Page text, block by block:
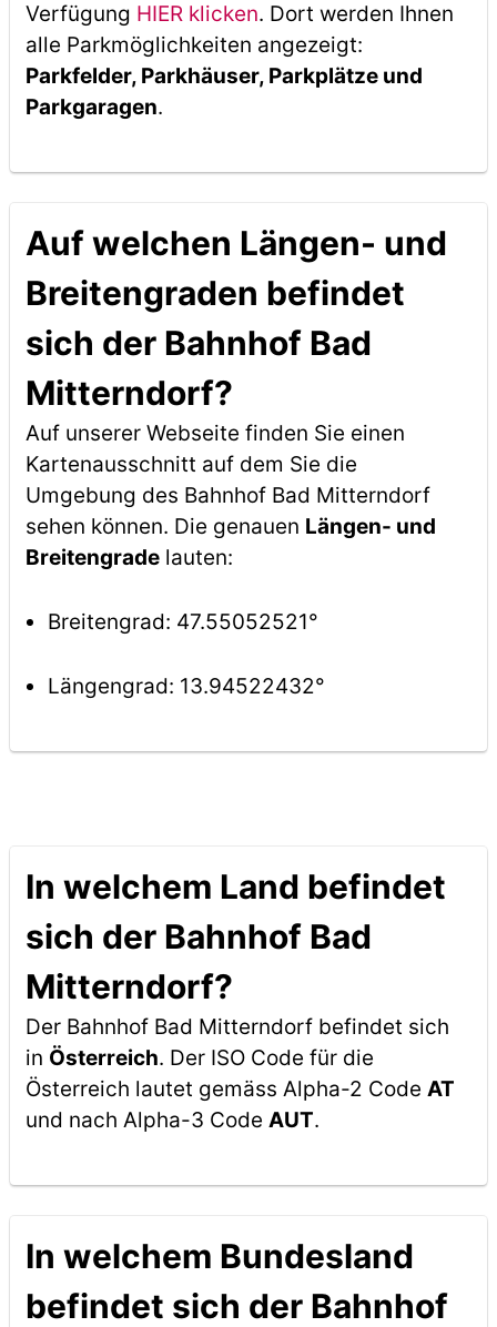
Verfügung HIER klicken. Dort werden Ihnen
alle Parkmöglichkeiten angezeigt:
Parkfelder, Parkhäuser, Parkplätze und
Parkgaragen.
Auf welchen Längen- und
Breitengraden befindet
sich der Bahnhof Bad
Mitterndorf?
Auf unserer Webseite finden Sie einen
Kartenausschnitt auf dem Sie die
Umgebung des Bahnhof Bad Mitterndorf
sehen können. Die genauen Längen- und
Breitengradelauten:
Breitengrad: 47.55052521°
Längengrad: 13.94522432°
In welchem Land befindet
sich der Bahnhof Bad
Mitterndorf?
Der Bahnhof Bad Mitterndorf befindet sich
in Österreich. Der ISO Code für die
Österreich lautet gemäss Alpha-2 Code AT
und nach Alpha-3 Code AUT.
In welchem Bundesland
befindet sich der Bahnhof